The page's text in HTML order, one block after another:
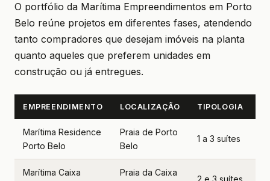
O portfólio da Marítima Empreendimentos em Porto
Belo reúne projetos em diferentes fases, atendendo
tanto compradores que desejam imóveis na planta
quanto aqueles que preferem unidades em
construção ou já entregues.
EMPREENDIMENTO LOCALIZAÇÃO TIPOLOGIA
Marítima Residence
Porto Belo
Praia de Porto
Belo
1 a 3 suítes
Marítima Caixa Praia da Caixa
2 e 3 suítes